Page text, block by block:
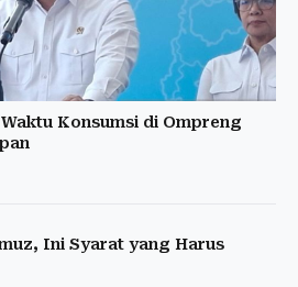
Konsumsi di Ompreng
Ini Syarat yang Harus